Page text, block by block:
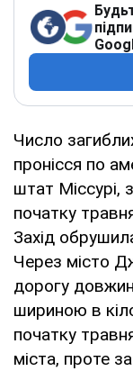
Число
пронісся по
штат
початку
Захід
Через місто
дорогу
шириною в
початку
міста, проте